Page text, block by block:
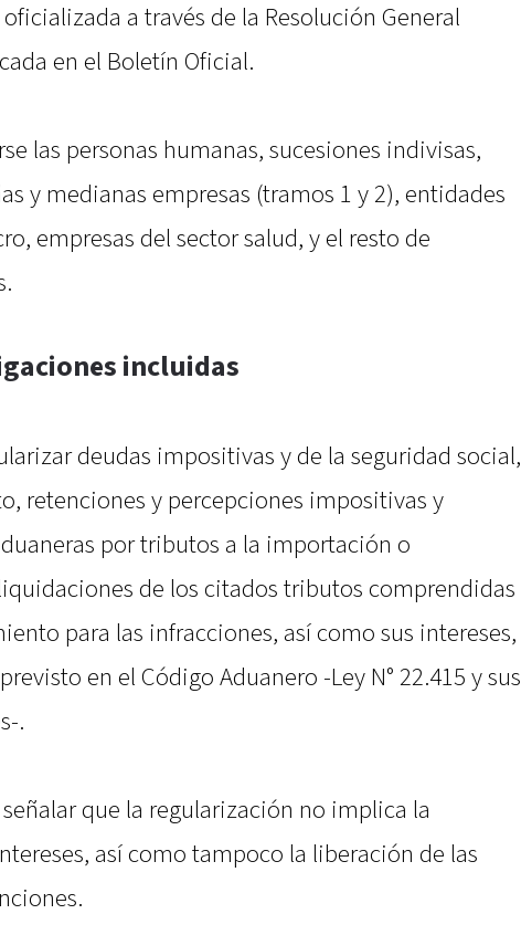
a través de la Resolución General
en el Boletín Oficial.
las personas humanas, sucesiones indivisas,
y medianas empresas (tramos 1 y 2), entidades
empresas del sector salud, y el resto de
incluidas
deudas impositivas y de la seguridad social,
retenciones y percepciones impositivas y
por tributos a la importación o
de los citados tributos comprendidas
para las infracciones, así como sus intereses,
en el Código Aduanero -Ley N° 22.415 y sus
.
que la regularización no implica la
así como tampoco la liberación de las